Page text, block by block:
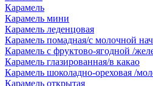
Карамель
Карамель мини
Карамель леденцовая
Карамель помадная/с молочной
Карамель с фруктово-ягодной /
Карамель глазированная/в какао
Карамель шоколадно-ореховая /
Карамель открытая